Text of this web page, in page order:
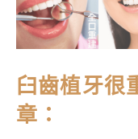
臼齒植牙很
章：